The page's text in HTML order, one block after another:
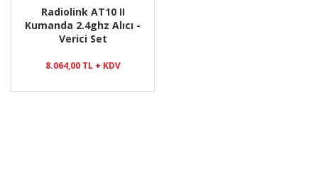
Radiolink AT10 II
Kumanda 2.4ghz Alıcı -
Verici Set
8.064,00 TL + KDV